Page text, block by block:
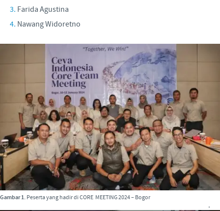
Farida Agustina
Nawang Widoretno
Gambar 1. Peserta yang hadir di CORE MEETING 2024 – Bogor
.